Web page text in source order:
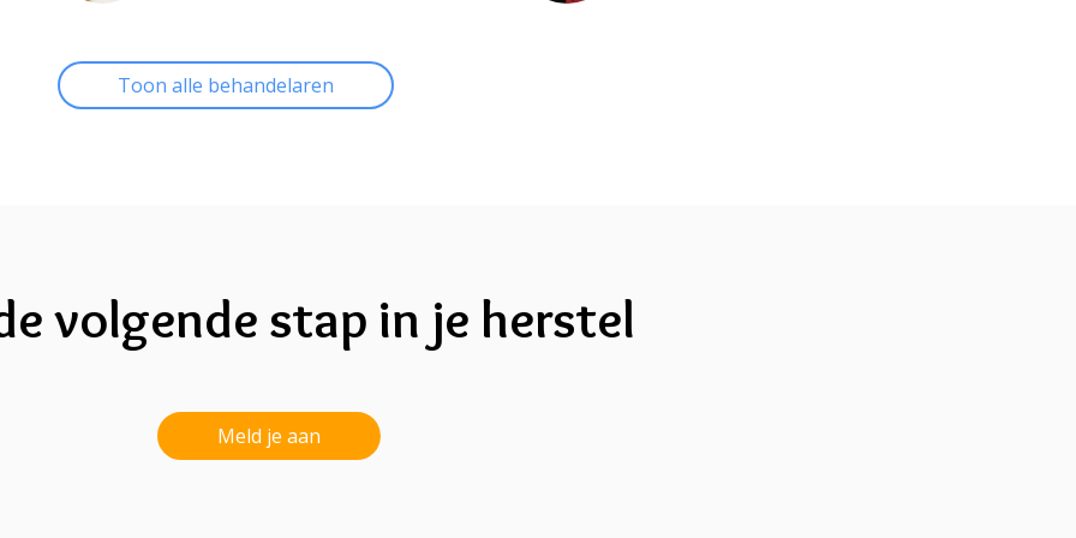
Toon alle behandelaren
volgende stap in je herstel
Meld je aan